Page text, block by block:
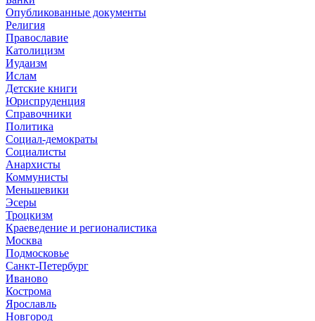
Опубликованные документы
Религия
Православие
Католицизм
Иудаизм
Ислам
Детские книги
Юриспруденция
Справочники
Политика
Социал-демократы
Социалисты
Анархисты
Коммунисты
Меньшевики
Эсеры
Троцкизм
Краеведение и регионалистика
Москва
Подмосковье
Санкт-Петербург
Иваново
Кострома
Ярославль
Новгород